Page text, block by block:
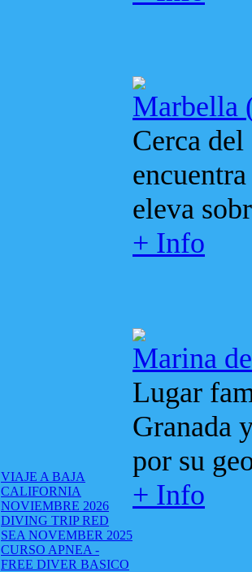
VIAJE A BAJA
CALIFORNIA
NOVIEMBRE 2026
DIVING TRIP RED
SEA NOVEMBER 2025
CURSO APNEA -
FREE DIVER BASICO
Marbella
Cerca
eleva
+ Info
Marina
Lugar
Granada
por su
+ Info